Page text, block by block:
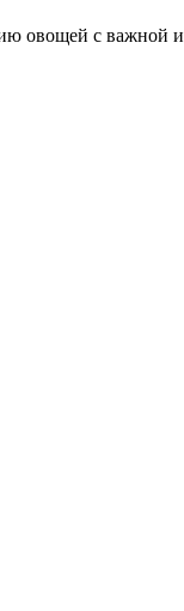
овощей с важной